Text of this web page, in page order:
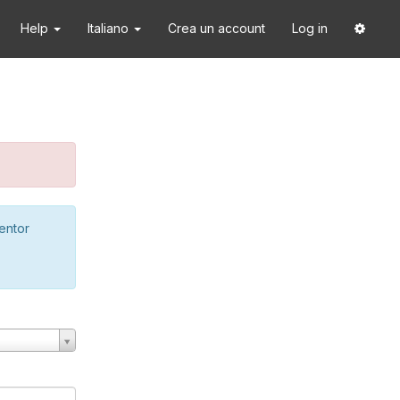
Help Italiano Crea un account Log in